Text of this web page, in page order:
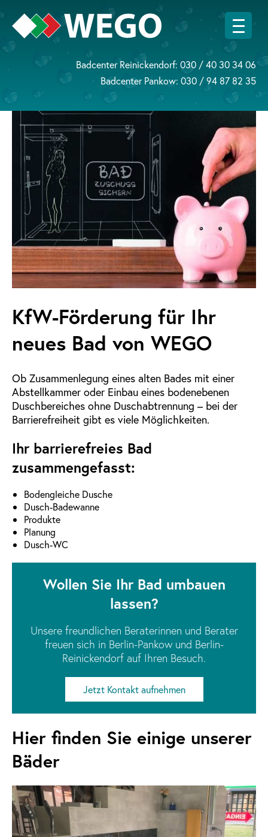
Badcenter Reinickendorf: 030 / 40 30 34 06
Badcenter Pankow: 030 / 94 87 82 35
KfW-Förderung für Ihr
neues Bad von WEGO
Ob Zusammenlegung eines alten Bades mit einer
Abstellkammer oder Einbau eines bodenebenen
Duschbereiches ohne Duschabtrennung – bei der
Barrierefreiheit gibt es viele Möglichkeiten.
Ihr barrierefreies Bad
zusammengefasst:
Bodengleiche Dusche
Dusch-Badewanne
Produkte
Planung
Dusch-WC
Wollen Sie Ihr Bad umbauen
lassen?
Unsere freundlichen Beraterinnen und Berater
freuen sich in Berlin-Pankow und Berlin-
Reinickendorf auf Ihren Besuch.
Jetzt Kontakt aufnehmen
Hier finden Sie einige unserer
Bäder